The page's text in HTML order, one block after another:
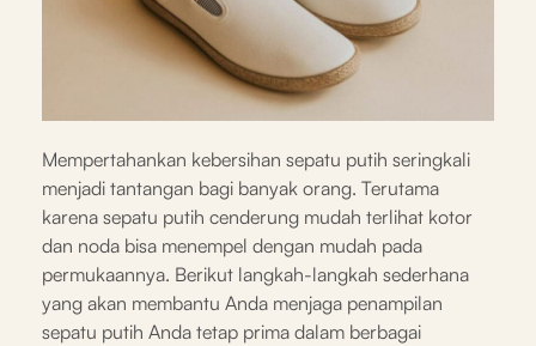
Mempertahankan kebersihan sepatu putih seringkali
menjadi tantangan bagi banyak orang. Terutama
karena sepatu putih cenderung mudah terlihat kotor
dan noda bisa menempel dengan mudah pada
permukaannya. Berikut langkah-langkah sederhana
yang akan membantu Anda menjaga penampilan
sepatu putih Anda tetap prima dalam berbagai